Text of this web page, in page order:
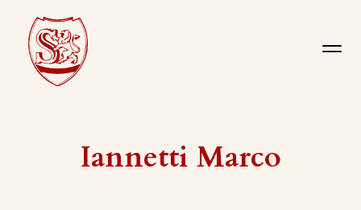
Iannetti Marco